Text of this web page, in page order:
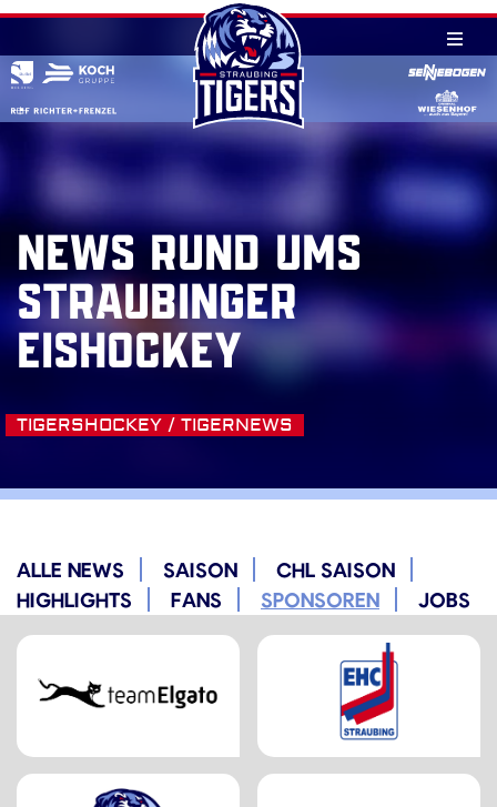
Skip
content
NEWS RUND UMS
STRAUBINGER
EISHOCKEY
TIGERSHOCKEY / TIGERNEWS
ALLE NEWS SAISON
CHL SAISON
HIGHLIGHTS
FANS SPONSOREN JOBS